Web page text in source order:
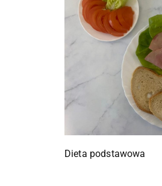
Dieta podstawowa